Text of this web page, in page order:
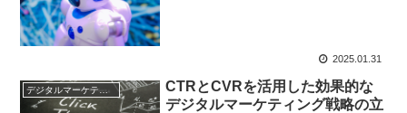
2025.01.31
CTRとCVRを活用した効果的な
デジタルマーケティング戦略の立